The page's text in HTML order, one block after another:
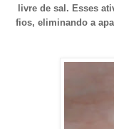
livre de sal. Esses
fios, eliminando a